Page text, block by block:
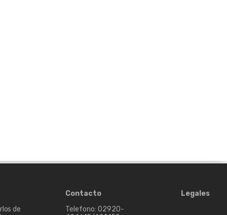
de
Contacto
Telefono: 02920-
Legales